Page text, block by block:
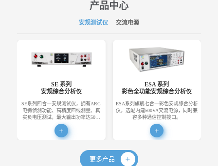
产品中心
安规测试仪 交流电源
SE 系列
安规综合分析仪
SE系列四合一安规测试仪，拥有ARC
电弧侦测功能、高精度四线测量、真
实负电压测试，最大输出功率达50…
ESA 系列
彩色全功能安规综合分析仪
ESA系列旗舰七合一彩色安规综合分析
仪，选配内建500VA交流电源，同时兼
容多种通信控制接口。
更多产品